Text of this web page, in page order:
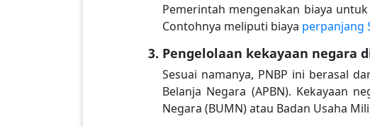
Pemerintah mengenakan biaya
Contohnya meliputi biaya perpanjang
Pengelolaan kekayaan negara
Sesuai namanya, PNBP ini berasal
Belanja Negara (APBN). Kekayaan
Negara (BUMN) atau Badan Usaha